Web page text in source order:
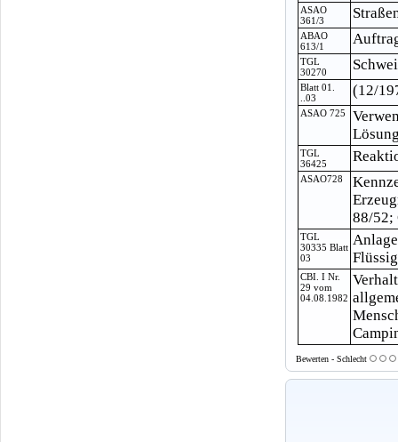
ASAO
361/3
ABAO
613/1
TGL
30270
Blatt 01.
..03
(12/
ASAO 725
TGL
36425
ASAO728
88/52;
TGL
30335 Blatt
03
CBI. I Nr.
29 vom
04.08.1982
Bewerten - Schlecht